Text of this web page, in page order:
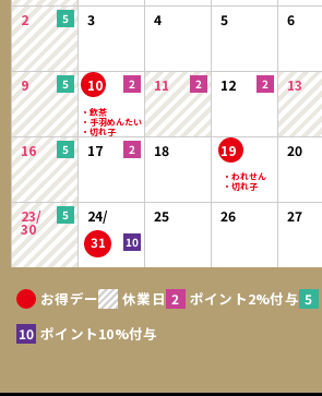
2 3 4 5 6
9 10 11 12 13
16 17 18 19 20
23/
30
24/
31
25 26 27
お得デー 休業日 ポイント2%付与
ポイント10%付与